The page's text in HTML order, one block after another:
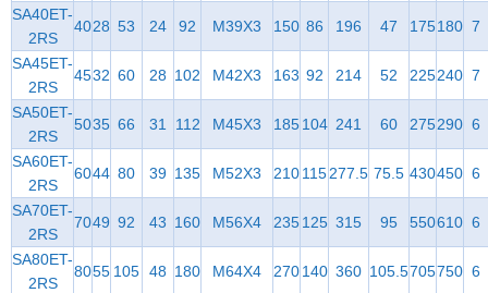
SA40ET-
2RS
4028 53 24 92 M39X3 150 86 196 47 175180 7
SA45ET-
2RS
4532 60 28 102 M42X3 163 92 214 52 225240 7
SA50ET-
2RS
5035 66 31 112 M45X3 185104 241 60 275290 6
SA60ET-
2RS
6044 80 39 135 M52X3 210115277.5 75.5 430450 6
SA70ET-
2RS
7049 92 43 160 M56X4 235125 315 95 550610 6
SA80ET-
2RS
8055 105 48 180 M64X4 270140 360 105.5705750 6